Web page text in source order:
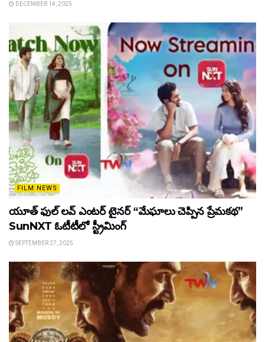
DECEMBER 14, 2025
FILM NEWS
యూత్ ఫుల్ లవ్ ఎంటర్ టైనర్ “మేఘాలు చెప్పిన ప్రేమకథ”
SunNXT ఓటీటీలో స్ట్రీమింగ్
SEPTEMBER 27, 2025